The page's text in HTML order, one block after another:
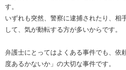
す。
いずれも突然、警察に逮捕されたり、相
して、気が動転する方が多いからです。
弁護士にとってはよくある事件でも、依
度あるかないか」の大切な事件です。